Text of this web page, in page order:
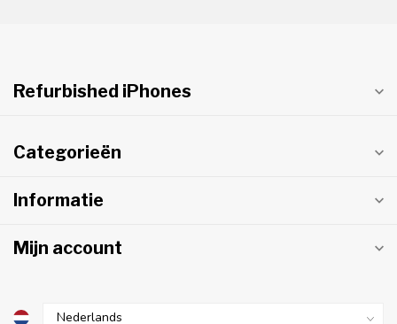
Refurbished iPhones
Categorieën
Informatie
Mijn account